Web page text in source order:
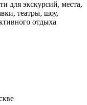
для экскурсий, места,
театры, шоу,
отдыха